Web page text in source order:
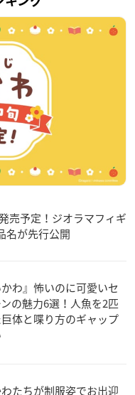
売予定！ジオラマフィギ
名が先行公開
かわ』怖いのに可愛いセ
の魅力6選！人魚を2匹
体と喋り方のギャップ
たちが制服姿でお出迎